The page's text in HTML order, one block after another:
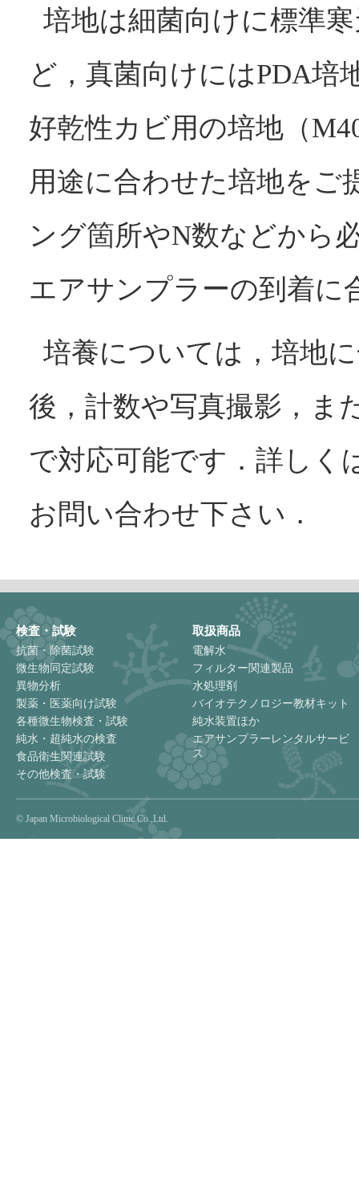
培地は細菌向けに標準
ど，真菌向けにはPDA培
好乾性カビ用の培地（
用途に合わせた培地をご
ング箇所やN数などから
エアサンプラーの到着に
培養については，培地
後，計数や写真撮影，ま
で対応可能です．詳しく
お問い合わせ下さい．
検査・試験
抗菌・除菌試験
微生物同定試験
異物分析
製薬・医薬向け試験
各種微生物検査・試験
純水・超純水の検査
食品衛生関連試験
その他検査・試験
取扱商品
電解水
フィルター関連製品
水処理剤
バイオテクノロジー教材キット
純水装置ほか
エアサンプラーレンタルサービ
ス
© Japan Microbiological Clinic Co.,Ltd.